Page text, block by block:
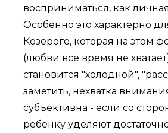
восприниматься, как
Особенно это характерно
Козероге, которая на этом
(любви все время не
становится "холодной",
заметить, нехватка
субъективна - если со
ребенку уделяют